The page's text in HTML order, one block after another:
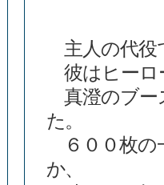
主人の代役
彼はヒーロ
真澄のブー
た。
６００枚の
か、